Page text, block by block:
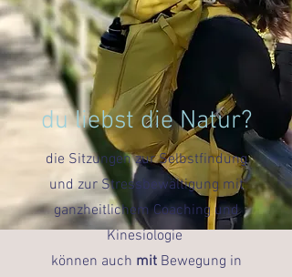
du liebst die Natur?
die Sitzungen zur Selbstfindung
und zur Stressbewältigung mit
ganzheitlichem Coaching und
Kinesiologie
können auch mit Bewegung in